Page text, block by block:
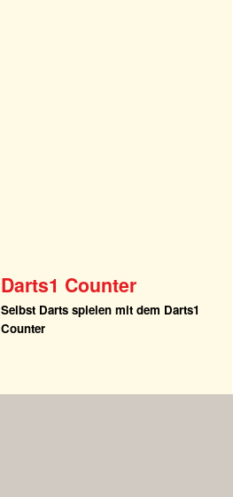
Darts1 Counter
Selbst Darts spielen mit dem Darts1
Counter